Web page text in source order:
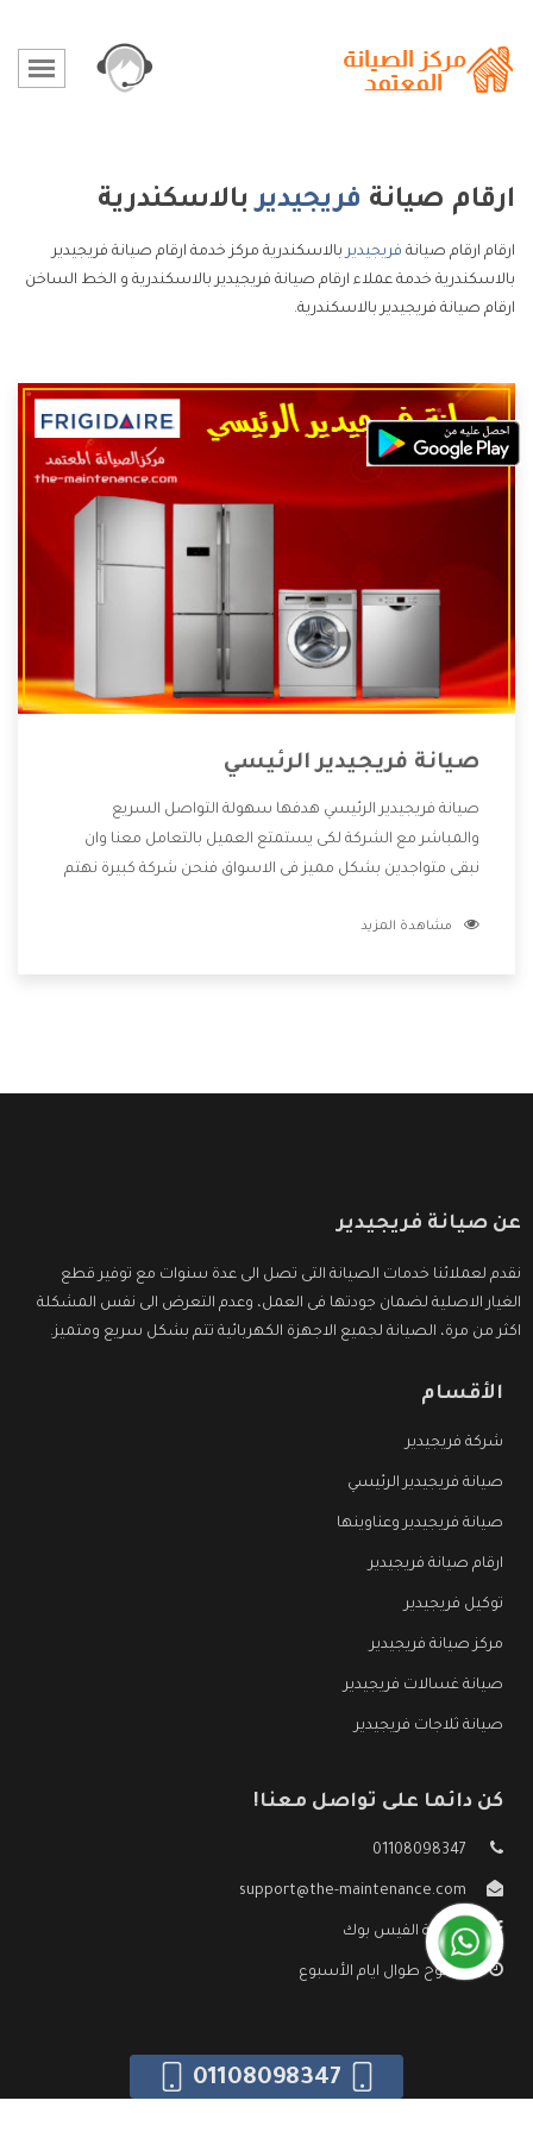
ارقام صيانة فريجيديربالاسكندرية
ارقام ارقام صيانة فريجيدير بالاسكندرية مركز خدمة ارقام صيانة فريجيدير
بالاسكندرية خدمة عملاء ارقام صيانة فريجيدير بالاسكندرية و الخط الساخن
ارقام صيانة فريجيدير بالاسكندرية.
صيانة فريجيدير الرئيسي
صيانة فريجيدير الرئيسي هدفها سهولة التواصل السريع
والمباشر مع الشركة لكى يستمتع العميل بالتعامل معنا وان
نبقى متواجدين بشكل مميز فى الاسواق فنحن شركة كبيرة نهتم
الشركة بها والتى تكون منها خدمة الصيانة التى تكون من أهم
مشاهدة المزيد
عن صيانة فريجيدير
نقدم لعملائنا خدمات الصيانة التى تصل الى عدة سنوات مع توفير قطع
الغيار الاصلية لضمان جودتها فى العمل، وعدم التعرض الى نفس المشكلة
اكثر من مرة، الصيانة لجميع الاجهزة الكهربائية تتم بشكل سريع ومتميز.
الأقسام
شركة فريجيدير
صيانة فريجيدير الرئيسي
صيانة فريجيدير وعناوينها
ارقام صيانة فريجيدير
توكيل فريجيدير
مركز صيانة فريجيدير
صيانة غسالات فريجيدير
صيانة ثلاجات فريجيدير
كن دائما على تواصل معنا!
01108098347
support@the-maintenance.com
صفحة الفيس بوك
مفتوح طوال ايام الأسبوع
01108098347